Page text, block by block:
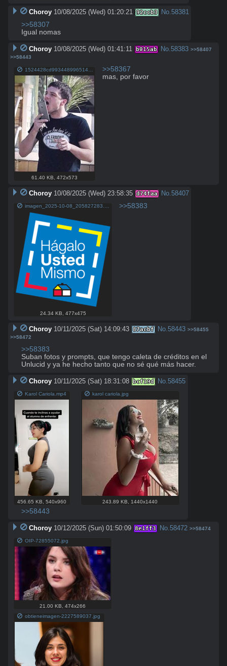
Choroy 10/08/2025 (Wed) 01:20:21 92ccb3 No.58381
>>58307
Igual nomas
Choroy 10/08/2025 (Wed) 01:41:11 b015ab No.58383 >>58407
>>58443
61.40 KB ,472x573
>>58367
mas, por favor
Choroy 10/08/2025 (Wed) 23:58:35 d74faa No. 58407
24.34 KB 477x475
>>58383
Choroy 10/11/2025 (Sat) 14:09:43 87acbf No.58443 >>58455
>>58472
>>58383
Suban fotos y prompts, que tengo caleta de créditos en el
Unlucid y ya he hecho tanto que no sé qué más hacer.
Choroy 10/11/2025 (Sat) 18:31:08 bcf19d No.58455
Karol Cariola.mp4
456.65 KB,540x960
karol cariola.jpg
243.89 KB,1440x1440
>>58443
Choroy 10/12/2025 (Sun) 01:50:09 8e1ff3 No. 58472 >>58474
OIP-72855072.jpg
21.00 KB
474x266
obtieneimagen-2227589037.jpg